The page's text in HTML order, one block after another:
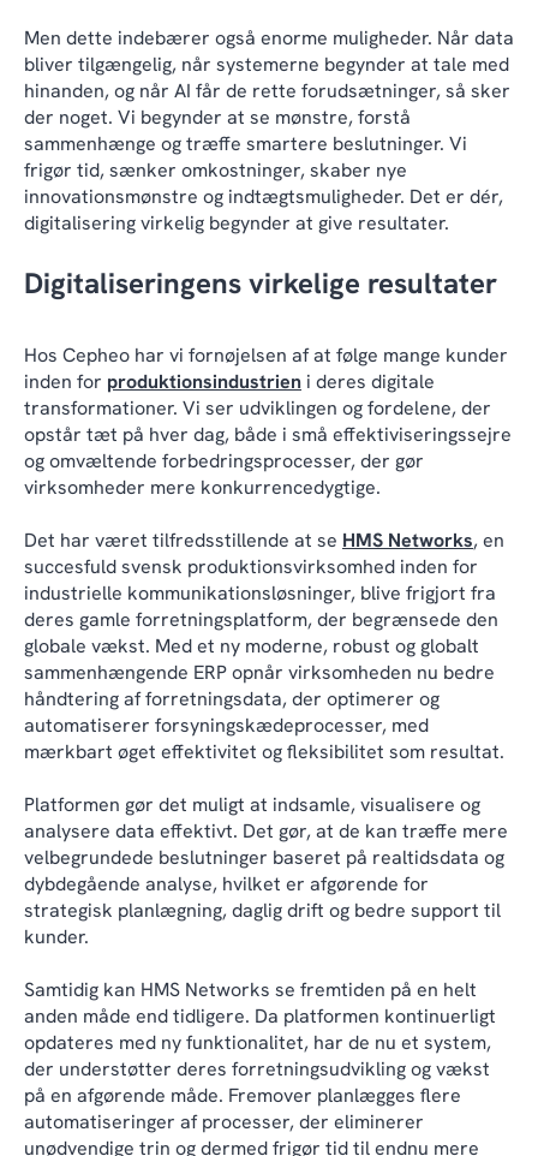
Men dette indebærer også enorme muligheder. Når data
bliver tilgængelig, når systemerne begynder at tale med
hinanden, og når AI får de rette forudsætninger, så sker
der noget. Vi begynder at se mønstre, forstå
sammenhænge og træffe smartere beslutninger. Vi
frigør tid, sænker omkostninger, skaber nye
innovationsmønstre og indtægtsmuligheder. Det er dér,
digitalisering virkelig begynder at give resultater.
Digitaliseringens virkelige resultater
Hos Cepheo har vi fornøjelsen af at følge mange kunder
inden for produktionsindustrien i deres digitale
transformationer. Vi ser udviklingen og fordelene, der
opstår tæt på hver dag, både i små effektiviseringssejre
og omvæltende forbedringsprocesser, der gør
virksomheder mere konkurrencedygtige.
Det har været tilfredsstillende at se HMS Networks, en
succesfuld svensk produktionsvirksomhed inden for
industrielle kommunikationsløsninger, blive frigjort fra
deres gamle forretningsplatform, der begrænsede den
globale vækst. Med et ny moderne, robust og globalt
sammenhængende ERP opnår virksomheden nu bedre
håndtering af forretningsdata, der optimerer og
automatiserer forsyningskædeprocesser, med
mærkbart øget effektivitet og fleksibilitet som resultat.
Platformen gør det muligt at indsamle, visualisere og
analysere data effektivt. Det gør, at de kan træffe mere
velbegrundede beslutninger baseret på realtidsdata og
dybdegående analyse, hvilket er afgørende for
strategisk planlægning, daglig drift og bedre support til
kunder.
Samtidig kan HMS Networks se fremtiden på en helt
anden måde end tidligere. Da platformen kontinuerligt
opdateres med ny funktionalitet, har de nu et system,
der understøtter deres forretningsudvikling og vækst
på en afgørende måde. Fremover planlægges flere
automatiseringer af processer, der eliminerer
unødvendige trin og dermed frigør tid til endnu mere